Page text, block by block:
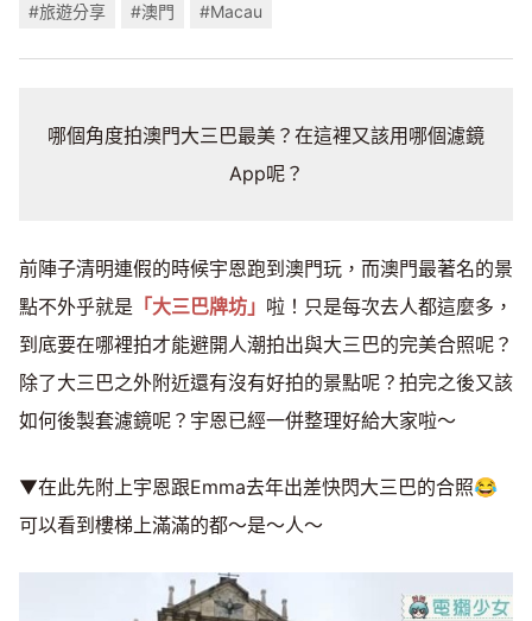
#旅遊分享 #澳門 #Macau
哪個角度拍澳門大三巴最美？在這裡又該用哪個濾鏡
App呢？
前陣子清明連假的時候宇恩跑到澳門玩，而澳門最著名的景
點不外乎就是 「大三巴牌坊」 啦！只是每次去人都這麼多，
到底要在哪裡拍才能避開人潮拍出與大三巴的完美合照呢？
除了大三巴之外附近還有沒有好拍的景點呢？拍完之後又該
如何後製套濾鏡呢？宇恩已經一併整理好給大家啦～
▼在此先附上宇恩跟Emma去年出差快閃大三巴的合照😂
可以看到樓梯上滿滿的都～是～人～